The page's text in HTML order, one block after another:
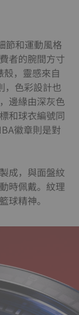
節和運動風格
者的腕間方寸
殼，靈感來自
，色彩設計也
邊緣由深灰色
和球衣編號同
徽章則是對
成，與面盤紋
時佩戴。紋理
球精神。